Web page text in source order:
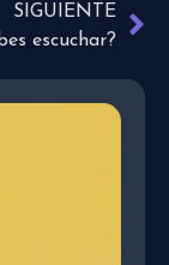
SIGUIENTE
escuchar?